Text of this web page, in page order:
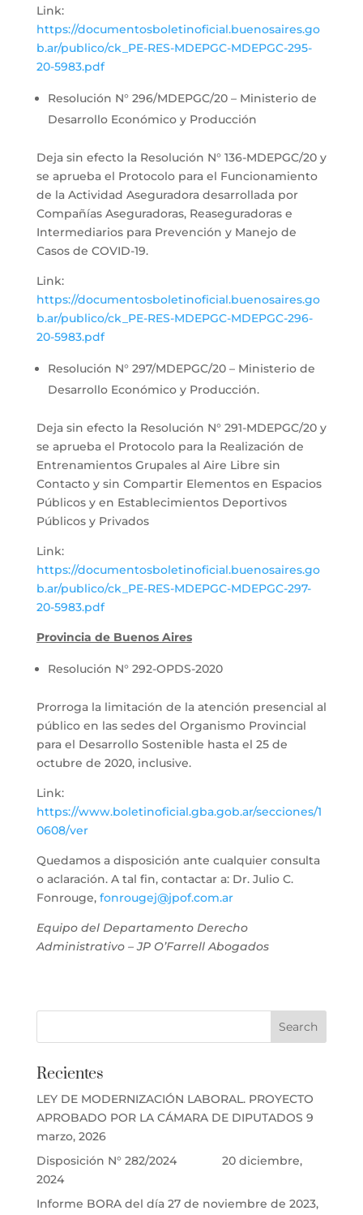
Link:
https://documentosboletinoficial.buenosaires.go
b.ar/publico/ck_PE-RES-MDEPGC-MDEPGC-295-
20-5983.pdf
Resolución N° 296/MDEPGC/20 – Ministerio de
Desarrollo Económico y Producción
Deja sin efecto la Resolución N° 136-MDEPGC/20 y
se aprueba el Protocolo para el Funcionamiento
de la Actividad Aseguradora desarrollada por
Compañías Aseguradoras, Reaseguradoras e
Intermediarios para Prevención y Manejo de
Casos de COVID-19.
Link:
https://documentosboletinoficial.buenosaires.go
b.ar/publico/ck_PE-RES-MDEPGC-MDEPGC-296-
20-5983.pdf
Resolución N° 297/MDEPGC/20 – Ministerio de
Desarrollo Económico y Producción.
Deja sin efecto la Resolución N° 291-MDEPGC/20 y
se aprueba el Protocolo para la Realización de
Entrenamientos Grupales al Aire Libre sin
Contacto y sin Compartir Elementos en Espacios
Públicos y en Establecimientos Deportivos
Públicos y Privados
Link:
https://documentosboletinoficial.buenosaires.go
b.ar/publico/ck_PE-RES-MDEPGC-MDEPGC-297-
20-5983.pdf
Provincia de Buenos Aires
Resolución N° 292-OPDS-2020
Prorroga la limitación de la atención presencial al
público en las sedes del Organismo Provincial
para el Desarrollo Sostenible hasta el 25 de
octubre de 2020, inclusive.
Link:
https://www.boletinoficial.gba.gob.ar/secciones/1
0608/ver
Quedamos a disposición ante cualquier consulta
o aclaración. A tal fin, contactar a: Dr. Julio C.
Fonrouge, fonrougej@jpof.com.ar
Equipo del Departamento Derecho
Administrativo – JP O’Farrell Abogados
Recientes
LEY DE MODERNIZACIÓN LABORAL. PROYECTO
APROBADO POR LA CÁMARA DE DIPUTADOS 9
marzo, 2026
Disposición N° 282/2024
20 diciembre,
2024
Informe BORA del día 27 de noviembre de 2023,